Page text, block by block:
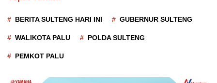
BERITA SULTENG HARI INI GUBERNUR SULTENG
WALIKOTA PALU POLDA SULTENG
PEMKOT PALU